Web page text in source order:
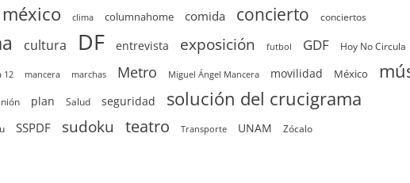
clima columnahome comida concierto conciertos
cultura DF entrevista exposición futbol GDF Hoy No Circula
12 mancera marchas Metro Miguel Ángel Mancera movilidad México
plan Salud seguridad solución del crucigrama
SSPDF sudoku teatro Transporte UNAM Zócalo